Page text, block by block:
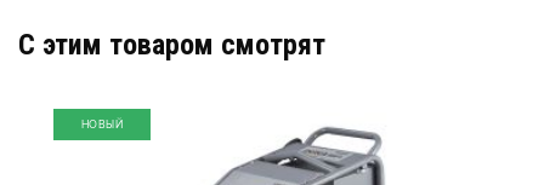
C этим товаром смотрят
НОВЫЙ